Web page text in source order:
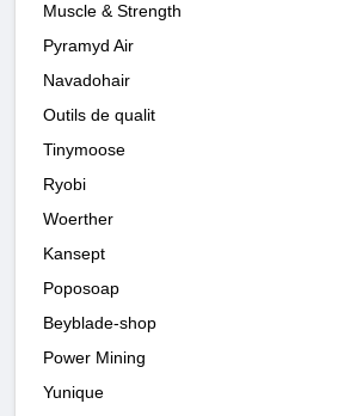
Muscle & Strength
Pyramyd Air
Navadohair
Outils de qualit
Tinymoose
Ryobi
Woerther
Kansept
Poposoap
Beyblade-shop
Power Mining
Yunique